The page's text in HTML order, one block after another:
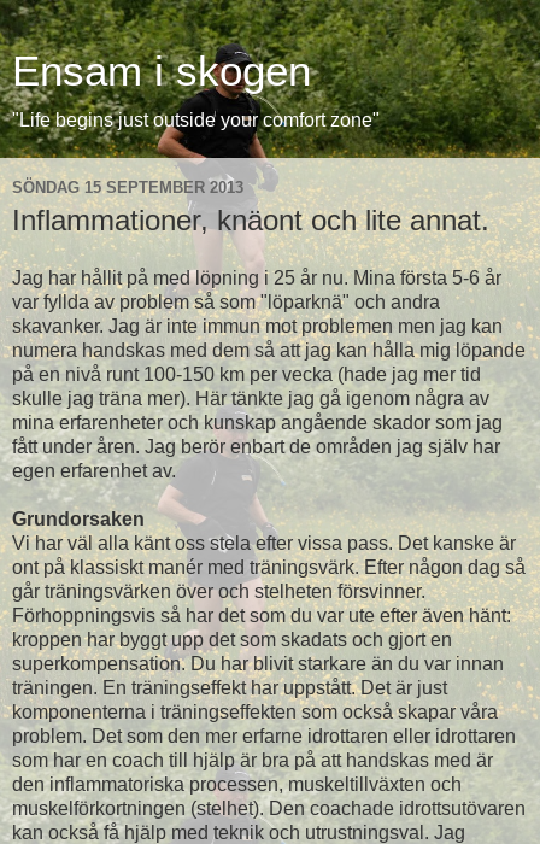
Ensam i skogen
"Life begins just outside your comfort zone"
SÖNDAG 15 SEPTEMBER 2013
Inflammationer, knäont och lite annat.
Jag har hållit på med löpning i 25 år nu. Mina första 5-6 år
var fyllda av problem så som "löparknä" och andra
skavanker. Jag är inte immun mot problemen men jag kan
numera handskas med dem så att jag kan hålla mig löpande
på en nivå runt 100-150 km per vecka (hade jag mer tid
skulle jag träna mer). Här tänkte jag gå igenom några av
mina erfarenheter och kunskap angående skador som jag
fått under åren. Jag berör enbart de områden jag själv har
egen erfarenhet av.
Grundorsaken
Vi har väl alla känt oss stela efter vissa pass. Det kanske är
ont på klassiskt manér med träningsvärk. Efter någon dag så
går träningsvärken över och stelheten försvinner.
Förhoppningsvis så har det som du var ute efter även hänt:
kroppen har byggt upp det som skadats och gjort en
superkompensation. Du har blivit starkare än du var innan
träningen. En träningseffekt har uppstått. Det är just
komponenterna i träningseffekten som också skapar våra
problem. Det som den mer erfarne idrottaren eller idrottaren
som har en coach till hjälp är bra på att handskas med är
den inflammatoriska processen, muskeltillväxten och
muskelförkortningen (stelhet). Den coachade idrottsutövaren
kan också få hjälp med teknik och utrustningsval. Jag